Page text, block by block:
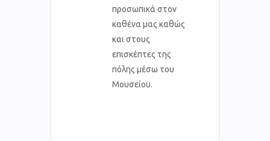
προσωπικά στον
καθένα μας καθώς
και στους
επισκέπτες της
πόλης μέσω του
Μουσείου.